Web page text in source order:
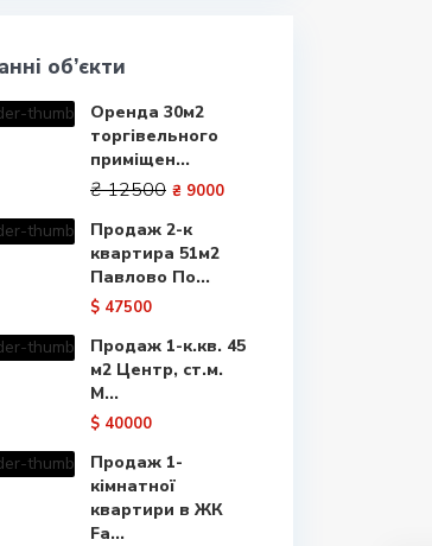
об’єкти
Оренда 30м2
торгівельного
приміщен...
₴ 12500 ₴ 9000
Продаж 2-к
квартира 51м2
Павлово По...
$ 47500
Продаж 1-к.кв. 45
м2 Центр, ст.м.
М...
$ 40000
Продаж 1-
кімнатної
квартири в ЖК
Fa...